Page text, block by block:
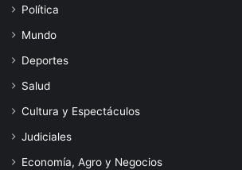
Política
Mundo
Deportes
Salud
Cultura y Espectáculos
Judiciales
Economía, Agro y Negocios